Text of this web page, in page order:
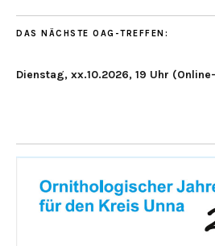
DAS NÄCHSTE OAG-TREFFEN:
Dienstag, xx.10.2026, 19 Uhr